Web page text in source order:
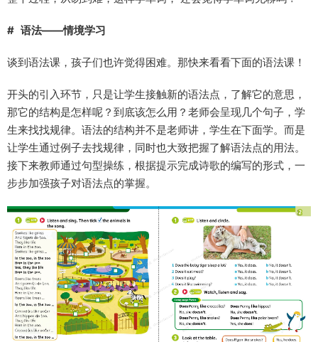
# 语法——情境学习
谈到语法课，孩子们也许觉得困难。那快来看看下面的语法课！
开头的引入环节，只是让学生接触新的语法点，了解它的意思，
那它的结构是怎样呢？到底该怎么用？老师会呈现几个句子，学
生来找找规律。语法的结构并不是老师讲，学生在下面学。而是
让学生通过例子去找规律，同时也大致把握了解语法点的用法。
接下来教师通过句型操练，根据提示完成诗歌的编写的形式，一
步步加强孩子对语法点的掌握。